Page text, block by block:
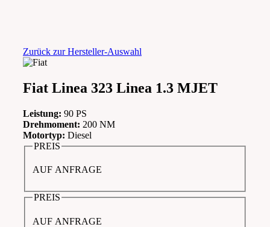
Zurück zur Hersteller-Auswahl
Fiat Linea 323 Linea 1.3 MJET
Leistung: 90 PS
Drehmoment: 200 NM
Motortyp: Diesel
PREIS
AUF ANFRAGE
PREIS
AUF ANFRAGE